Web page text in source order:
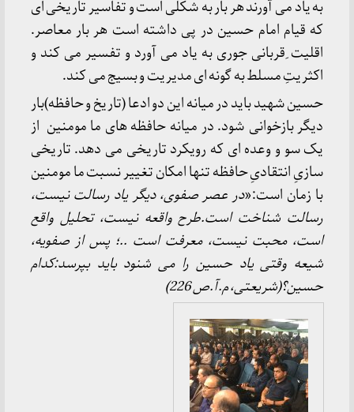
به یاد می آورند هر بار به شکلی است و تفاسیر تاریخی ای
که قیام امام حسین در پی داشته است هر بار معاصر.
اقلیت ِقربانی جوری به یاد می آورد و تفسیر می کند و
اکثریتِ مسلط به گونه ای مدیریت و بسیج می کند.
حسین شهید باید در میانه این دو ادعا (تاریخ و حافظه)بار
دیگر بازخوانی شود. در میانه حافظه های ما مومنین از
یک سو و وعده ای که رویکرد تاریخی می دهد. تاریخی
سازیِ انتقادیِ حافظه تنها امکان تغییر نسبت ما مومنین
با زمان است:«در عصر صفوی، دیگر یاد رسالت نیست،
رسالت شناخت است.طرح واقعه نیست، تحلیل واقع
است، محبت نیست، معرفت است ..؛ پس از صفویه،
شیعه وقتی یاد حسین را می شنود باید بپرسد:کدام
حسین؟(شریعتی، م.آ.ص 226)